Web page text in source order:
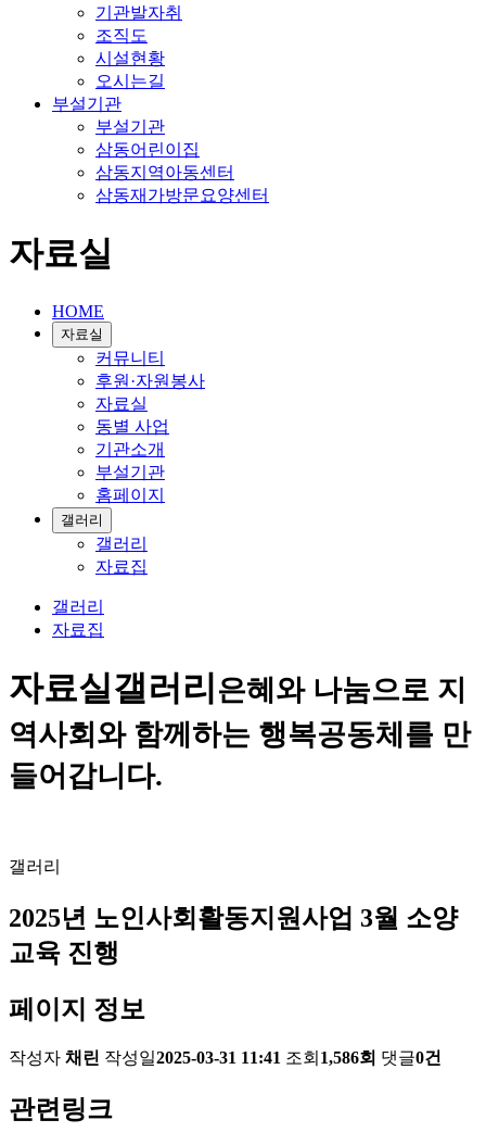
기관발자취
조직도
시설현황
오시는길
부설기관
부설기관
삼동어린이집
삼동지역아동센터
삼동재가방문요양센터
자료실
HOME
자료실
커뮤니티
후원·자원봉사
자료실
동별 사업
기관소개
부설기관
홈페이지
갤러리
갤러리
자료집
갤러리
자료집
자료실갤러리은혜와 나눔으로 지
역사회와 함께하는 행복공동체를 만
들어갑니다.
갤러리
2025년 노인사회활동지원사업 3월 소양
교육 진행
페이지 정보
작성자 채린 작성일2025-03-31 11:41 조회 1,586회 댓글0건
관련링크